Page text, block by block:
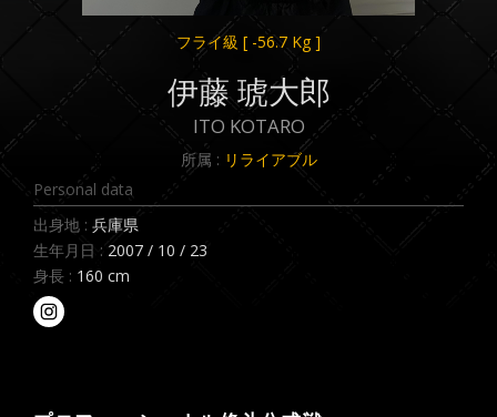
フライ級 [ -56.7 Kg ]
伊藤 琥大郎
ITO KOTARO
所属 : リライアブル
Personal data
出身地 : 兵庫県
生年月日 : 2007 / 10 / 23
身長 : 160 cm